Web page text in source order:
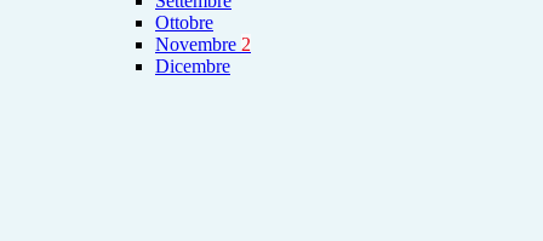
Ottobre
Novembre 2
Dicembre